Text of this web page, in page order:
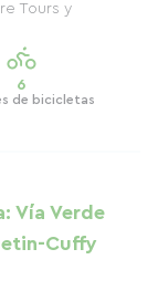
Tours y
6
de bicicletas
Vía Verde
Cuffy